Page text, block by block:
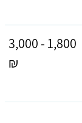
1,800 - 3,000
₪